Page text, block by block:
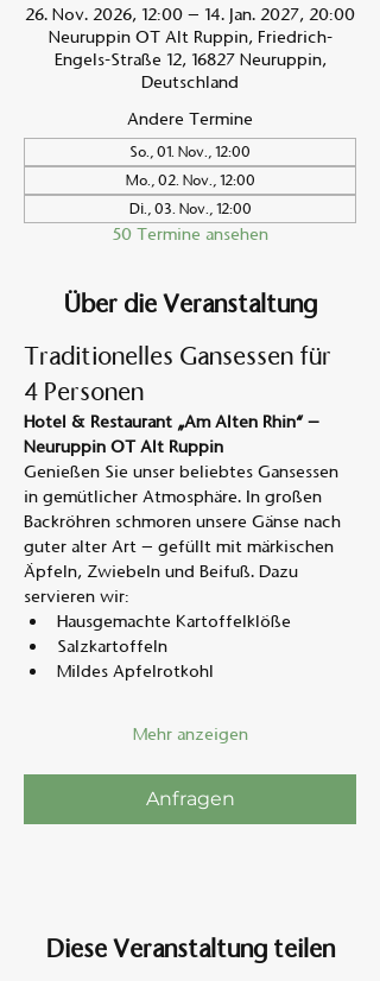
26. Nov. 2026, 12:00 – 14. Jan. 2027, 20:00
Neuruppin OT Alt Ruppin, Friedrich-
Engels-Straße 12, 16827 Neuruppin,
Deutschland
Andere Termine
So., 01. Nov., 12:00
Mo., 02. Nov., 12:00
Di., 03. Nov., 12:00
50 Termine ansehen
Über die Veranstaltung
Traditionelles Gansessen für
4 Personen
Hotel & Restaurant „Am Alten Rhin“ –
Neuruppin OT Alt Ruppin
Genießen Sie unser beliebtes Gansessen
in gemütlicher Atmosphäre. In großen
Backröhren schmoren unsere Gänse nach
guter alter Art – gefüllt mit märkischen
Äpfeln, Zwiebeln und Beifuß. Dazu
servieren wir:
Hausgemachte Kartoffelklöße
Salzkartoffeln
Mildes Apfelrotkohl
Mehr anzeigen
Anfragen
Diese Veranstaltung teilen